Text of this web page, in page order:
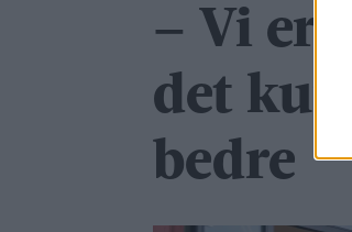
– Vi er
det
bedre